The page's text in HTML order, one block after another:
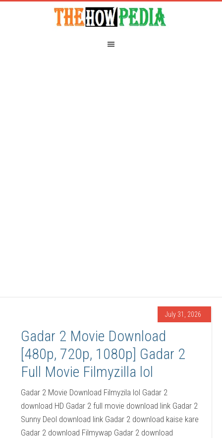
July 31, 2026
Gadar 2 Movie Download
[480p, 720p, 1080p] Gadar 2
Full Movie Filmyzilla lol
Gadar 2 Movie Download Filmyzila lol Gadar 2
download HD Gadar 2 full movie download link Gadar 2
Sunny Deol download link Gadar 2 download kaise kare
Gadar 2 download Filmywap Gadar 2 download